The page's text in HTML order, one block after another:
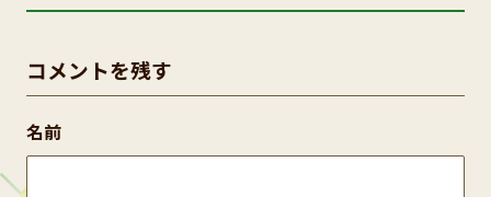
コメントを残す
名前